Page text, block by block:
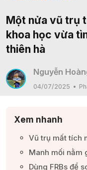
Một nửa vũ trụ
khoa học vừa
thiên hà
Nguyễn
04/07/2025
Xem nhanh
Vũ trụ mất tích
Manh mối nằm
Dùng FRBs để